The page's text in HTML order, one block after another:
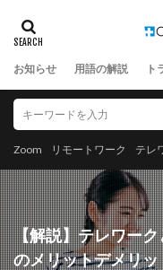
お知らせ 用語の解説 ト
Zoom リモートワーク テレ
【解説】テレワー
のメリットデメリッ